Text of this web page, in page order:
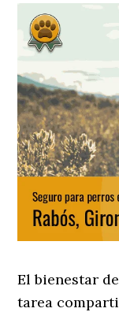
El bienestar
tarea